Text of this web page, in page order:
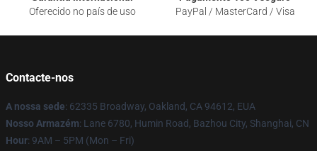
Oferecido no país de uso
PayPal / MasterCard / Visa
Contacte-nos
A nossa sede: 62335 Broadway, Oakland, CA 94612, EUA
Nosso Armazém: Lane 6780, Humin Road, Bazhou City, Shanghai, CN
Hour: 9AM – 5PM (Mon – Fri)